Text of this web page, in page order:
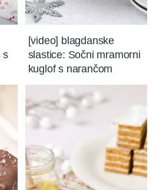
s
[video] blagdanske
slastice: Sočni mramorni
kuglof s narančom